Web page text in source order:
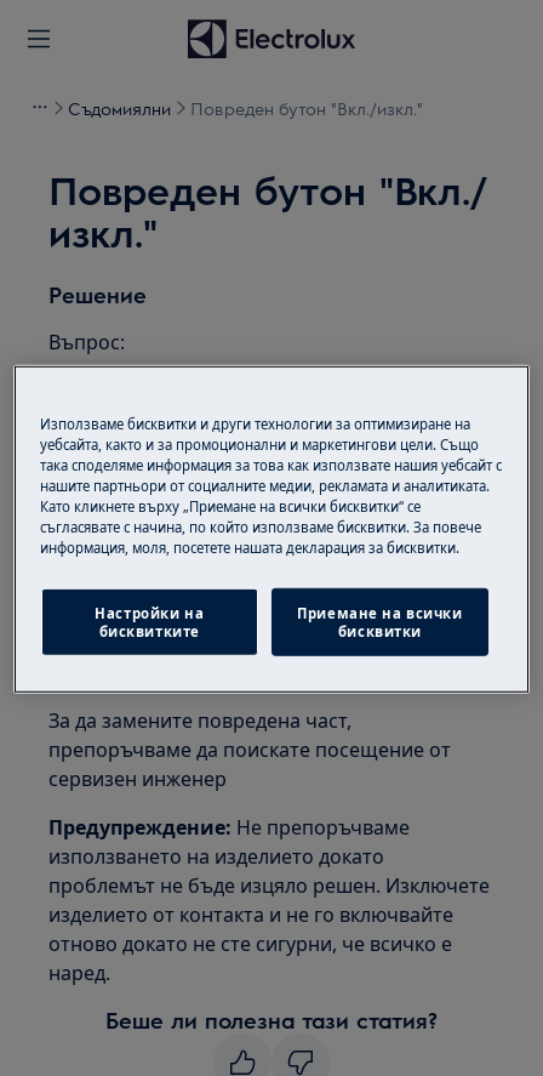
Съдомиялни Повреден бутон "Вкл./изкл."
Повреден бутон "Вкл./
изкл."
Решение
Въпрос:
(On/Off) е повреден
Приложимо към:
Интегрирана съдомиялна
самостоятелна съдомиялна машина
Решение:
1. Свържете се с оторизиран сервизен
център
За да замените повредена част,
препоръчваме да поискате посещение от
сервизен инженер
Предупреждение: Не препоръчваме
използването на изделието докато
проблемът не бъде изцяло решен. Изключете
изделието от контакта и не го включвайте
отново докато не сте сигурни, че всичко е
наред.
Беше ли полезна тази статия?
Използваме бисквитки и други технологии за оптимизиране на
уебсайта, както и за промоционални и маркетингови цели. Също
така споделяме информация за това как използвате нашия уебсайт с
нашите партньори от социалните медии, рекламата и аналитиката.
Като кликнете върху „Приемане на всички бисквитки“ се
съгласявате с начина, по който използваме бисквитки. За повече
информация, моля, посетете нашата декларация за бисквитки.
Настройки на
бисквитките
Приемане на всички
бисквитки